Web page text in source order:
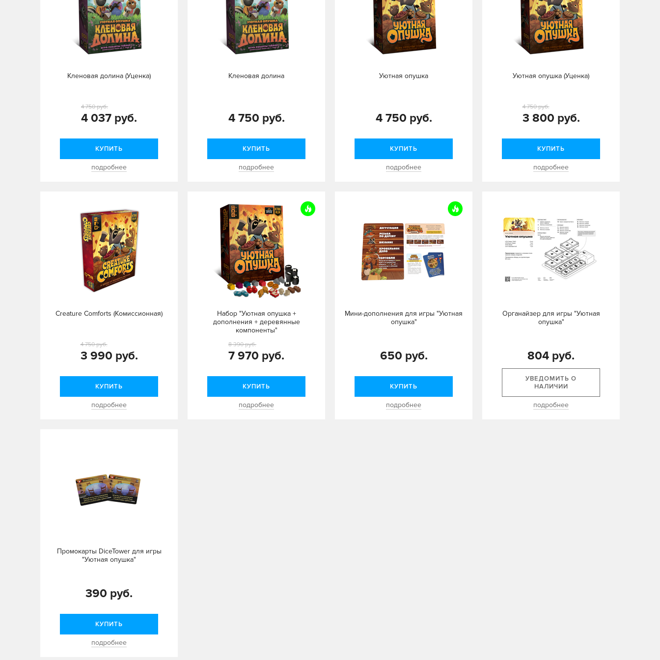
Кленовая долина (Уценка)
4 037 руб.
4 750 руб.
КУПИТЬ
подробнее
Кленовая долина
4 750 руб.
КУПИТЬ
подробнее
Уютная опушка
4 750 руб.
КУПИТЬ
подробнее
Уютная опушка (Уценка)
3 800 руб.
4 750 руб.
КУПИТЬ
подробнее
Creature Comforts (Комиссионная)
3 990 руб.
4 750 руб.
КУПИТЬ
подробнее
Набор "Уютная опушка +
дополнения + деревянные
компоненты"
7 970 руб.
8 390 руб.
КУПИТЬ
подробнее
Мини-дополнения для игры "Уютная
опушка"
650 руб.
КУПИТЬ
подробнее
Органайзер для игры "Уютная
опушка"
804 руб.
УВЕДОМИТЬ О
НАЛИЧИИ
подробнее
Промокарты DiceTower для игры
"Уютная опушка"
390 руб.
КУПИТЬ
подробнее